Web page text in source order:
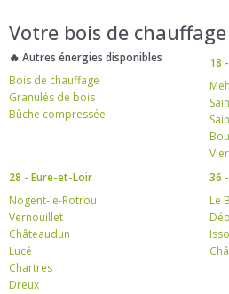
Votre bois de
🔥 Autres énergies disponibles
Bois de chauffage
Granulés de bois
Bûche compressée
18
28 - Eure-et-Loir
Nogent-le-Rotrou
Vernouillet
Châteaudun
Lucé
Chartres
Dreux
36
Le